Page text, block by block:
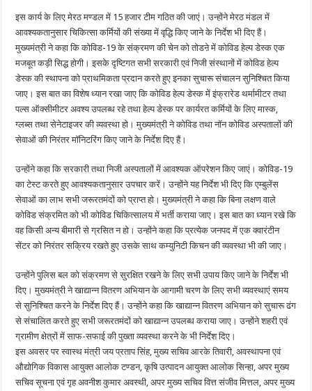
इस कार्य के लिए मेरठ मण्डल में 15 हजार टीम गठित की जाएं। उन्होंने मेरठ मंडल में
आवश्यकतानुसार चिकित्सा कर्मियों की संख्या में वृद्धि किए जाने के निर्देश भी दिए हैं।
मुख्यमंत्री ने कहा कि कोविड-19 के संक्रमण की चेन को तोडऩे में कोविड हेल्प डेस्क एक
मजबूत कड़ी सिद्ध होगी। इसके दृष्टिगत सभी सरकारी एवं निजी संस्थानों में कोविड हेल्प
डेस्क की स्थापना को प्राथमिकता प्रदान करते हुए इनका सुचारू संचालन सुनिश्चित किया
जाए। इस बात का विशेष ध्यान रखा जाए कि कोविड हेल्प डेस्क में इंफ्रारेड थर्मामीटर तथा
पल्स ऑक्सीमीटर अवश्य उपलब्ध रहे तथा हेल्प डेस्क पर कार्यरत कर्मियों के लिए मास्क,
ग्लब्स तथा सेनेटाइजर की व्यवस्था हो। मुख्यमंत्री ने कोविड तथा नॉन कोविड अस्पतालों की
सेवाओं की निरंतर मॉनिटरिंग किए जाने के निर्देश दिए हैं।
उन्होंने कहा कि सरकारी तथा निजी अस्पतालों में आवश्यक ऑपरेशन किए जाएं। कोविड-19
का टेस्ट करते हुए आवश्यकतानुसार उपचार करें। उन्होंने यह निर्देश भी दिए कि एम्बुलेंस
सेवाओं का लाभ सभी जरूरतमंदों को प्राप्त हो। मुख्यमंत्री ने कहा कि बिना लक्षण वाले
कोविड संक्रमित को भी कोविड चिकित्सालय में भर्ती कराया जाए। इस बात का ध्यान रखे कि
वह किसी अन्य बीमारी से ग्रसित न हो। उन्होंने कहा कि प्रत्येक जनपद में एक क्वारंटीन
सेंटर को निरंतर सक्रिय रखते हुए उसके साथ कम्युनिटी किचन की व्यवस्था भी की जाए।
उन्होंने पुलिस बल को संक्रमण से सुरक्षित रखने के लिए सभी उपाय किए जाने के निर्देश भी
दिए। मुख्यमंत्री ने खाद्यान्न वितरण अभियान के आगामी चरण के लिए सभी व्यवस्थाएं समय
से सुनिश्चित करने के निर्देश दिए हैं। उन्होंने कहा कि खाद्यान्न वितरण अभियान को सुचारू ढंग
से संचालित करते हुए सभी जरूरतमंदों को खाद्यान्न उपलब्ध कराया जाए। उन्होंने शहरी एवं
ग्रामीण क्षेत्रों में साफ-सफाई की पुख्ता व्यवस्था करने के भी निर्देश दिए।
इस अवसर पर स्वास्थ मंत्री जय प्रताप सिंह, मुख्य सचिव आरके तिवारी, अवस्थापना एवं
औद्योगिक विकास आयुक्त आलोक टण्डन, कृषि उत्पादन आयुक्त आलोक सिन्हा, अपर मुख्य
सचिव सूचना एवं गृह अवनीश कुमार अवस्थी, अपर मुख्य सचिव वित्त संजीव मित्तल, अपर मुख्य